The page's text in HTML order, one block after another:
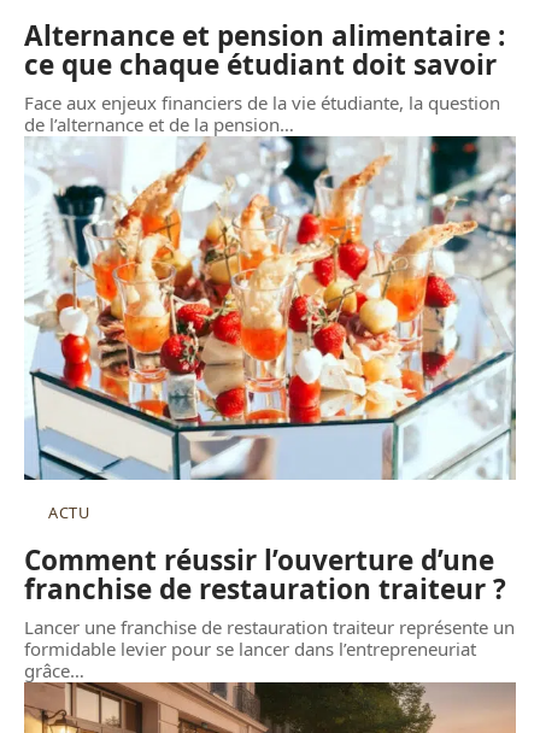
Alternance et pension alimentaire :
ce que chaque étudiant doit savoir
Face aux enjeux financiers de la vie étudiante, la question
de l’alternance et de la pension…
ACTU
Comment réussir l’ouverture d’une
franchise de restauration traiteur ?
Lancer une franchise de restauration traiteur représente un
formidable levier pour se lancer dans l’entrepreneuriat
grâce…